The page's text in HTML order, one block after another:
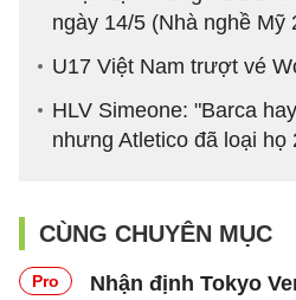
ngày 14/5 (Nhà nghề Mỹ
U17 Việt Nam trượt vé
HLV Simeone: "Barca
nhưng Atletico đã loại họ
CÙNG CHUYÊN MỤC
Pro
Nhận định Tokyo